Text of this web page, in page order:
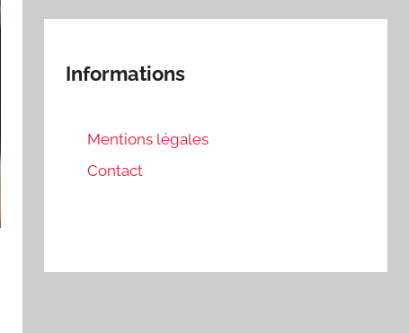
Informations
Mentions légales
Contact